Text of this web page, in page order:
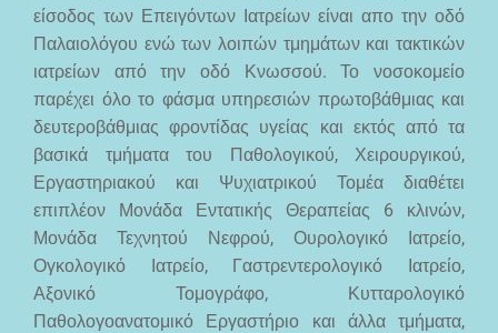
είσοδος των Επειγόντων Ιατρείων είναι απο την οδό
Παλαιολόγου ενώ των λοιπών τμημάτων και τακτικών
ιατρείων από την οδό Κνωσσού. Το νοσοκομείο
παρέχει όλο το φάσμα υπηρεσιών πρωτοβάθμιας και
δευτεροβάθμιας φροντίδας υγείας και εκτός από τα
βασικά τμήματα του Παθολογικού, Χειρουργικού,
Εργαστηριακού και Ψυχιατρικού Τομέα διαθέτει
επιπλέον Μονάδα Εντατικής Θεραπείας 6 κλινών,
Μονάδα Τεχνητού Νεφρού, Ουρολογικό Ιατρείο,
Ογκολογικό Ιατρείο, Γαστρεντερολογικό Ιατρείο,
Αξονικό Τομογράφο, Κυτταρολογικό
Παθολογοανατομικό Εργαστήριο και άλλα τμήματα,